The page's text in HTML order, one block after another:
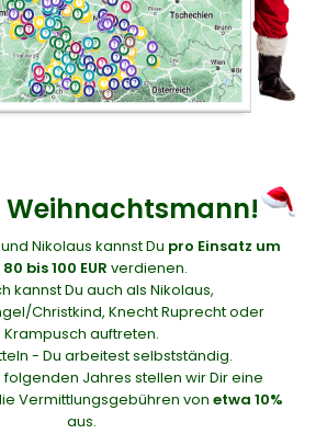
Weihnachtsmann!
Nikolaus kannst Du pro Einsatz um
bis 100 EUR verdienen.
kannst Du auch als Nikolaus,
Christkind, Knecht Ruprecht oder
Krampusch auftreten.
- Du arbeitest selbstständig.
folgenden Jahres stellen wir Dir eine
Vermittlungsgebühren von etwa 10%
aus.